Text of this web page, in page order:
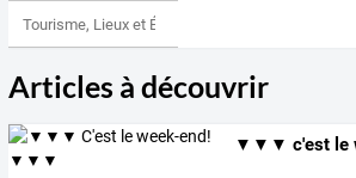
Tourisme, Lieux et Événements
Articles à découvrir
▼▼▼ c'est le